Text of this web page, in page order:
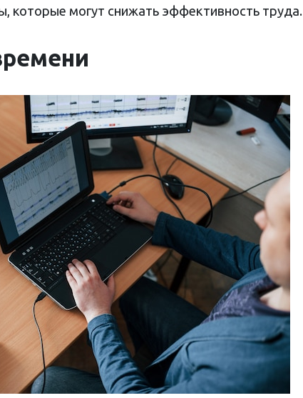
которые могут снижать эффективность труда.